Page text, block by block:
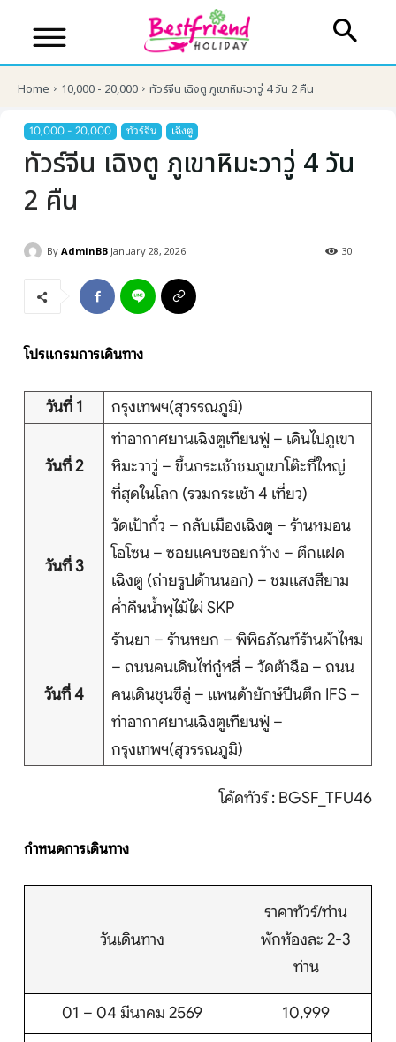
บริษัทเบสเฟรนด์ ฮอลิเดย์
เส้นทางที่ต้องการ
หน้าแรก
ทัวร์ต่างประเทศ
จัดกรุ๊ปต่างประเทศ
จัดกรุ๊ปในประเทศ
เรือเจ้าพระยา
ติดต่อเรา
Search
Home 10,000 - 20,000 ทัวร์จีน เฉิงตู ภูเขาหิมะวาวู่ 4 วัน 2 คืน
10,000 - 20,000 ทัวร์จีน เฉิงตู
ทัวร์จีน เฉิงตู ภูเขาหิมะวาวู่ 4 วัน
2 คืน
By AdminBB January 28, 2026 30
โปรแกรมการเดินทาง
วันที่ 1 กรุงเทพฯ(สุวรรณภูมิ)
วันที่ 2
ท่าอากาศยานเฉิงตูเทียนฟู่ – เดินไปภูเขา
หิมะวาวู่ – ขึ้นกระเช้าชมภูเขาโต๊ะที่ใหญ่
ที่สุดในโลก (รวมกระเช้า 4 เที่ยว)
วันที่ 3
วัดเป้ากั๋ว – กลับเมืองเฉิงตู – ร้านหมอน
โอโซน – ซอยแคบซอยกว้าง – ตึกแฝด
เฉิงตู (ถ่ายรูปด้านนอก) – ชมแสงสียาม
ค่ำคืนน้ำพุไม้ไผ่ SKP
วันที่ 4
ร้านยา – ร้านหยก – พิพิธภัณฑ์ร้านผ้าไหม
– ถนนคนเดินไท่กู๋หลี่ – วัดต้าฉือ – ถนน
คนเดินชุนซีลู่ – แพนด้ายักษ์ปีนตึก IFS –
ท่าอากาศยานเฉิงตูเทียนฟู่ –
กรุงเทพฯ(สุวรรณภูมิ)
โค้ดทัวร์ : BGSF_TFU46
กำหนดการเดินทาง
วันเดินทาง
ราคาทัวร์/ท่าน
พักห้องละ 2-3
ท่าน
01 – 04 มีนาคม 2569 10,999